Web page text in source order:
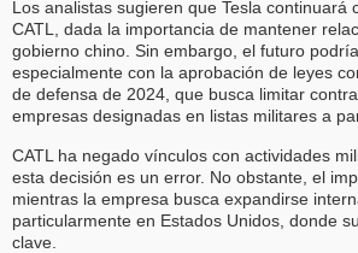
Los analistas sugieren que Tesla continuará
CATL, dada la importancia de mantener
gobierno chino. Sin embargo, el futuro
especialmente con la aprobación de leyes
de defensa de 2024, que busca limitar
empresas designadas en listas militares a
CATL ha negado vínculos con actividades
esta decisión es un error. No obstante, el
mientras la empresa busca expandirse
particularmente en Estados Unidos, donde
clave.